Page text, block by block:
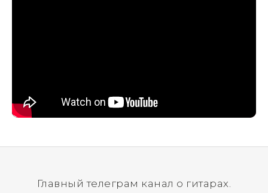
Главный телеграм канал о гитарах.